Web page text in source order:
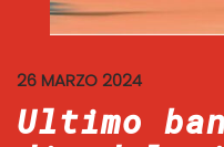
26 MARZO 2024
Ultimo